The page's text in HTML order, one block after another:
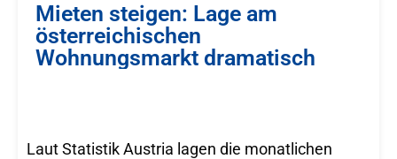
Mieten steigen: Lage am
österreichischen
Wohnungsmarkt dramatisch
Laut Statistik Austria lagen die monatlichen